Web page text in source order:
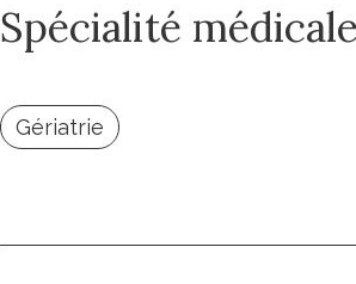
Spécialité médicale
Gériatrie